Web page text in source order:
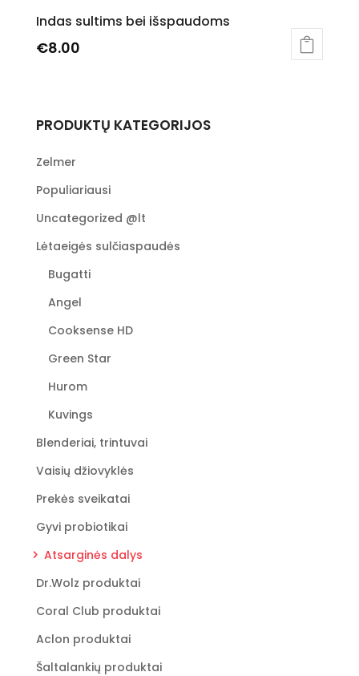
Indas sultims bei išspaudoms
€8.00
PRODUKTŲ KATEGORIJOS
Zelmer
Populiariausi
Uncategorized @lt
Lėtaeigės sulčiaspaudės
Bugatti
Angel
Cooksense HD
Green Star
Hurom
Kuvings
Blenderiai, trintuvai
Vaisių džiovyklės
Prekės sveikatai
Gyvi probiotikai
Atsarginės dalys
Dr.Wolz produktai
Coral Club produktai
Aclon produktai
Šaltalankių produktai